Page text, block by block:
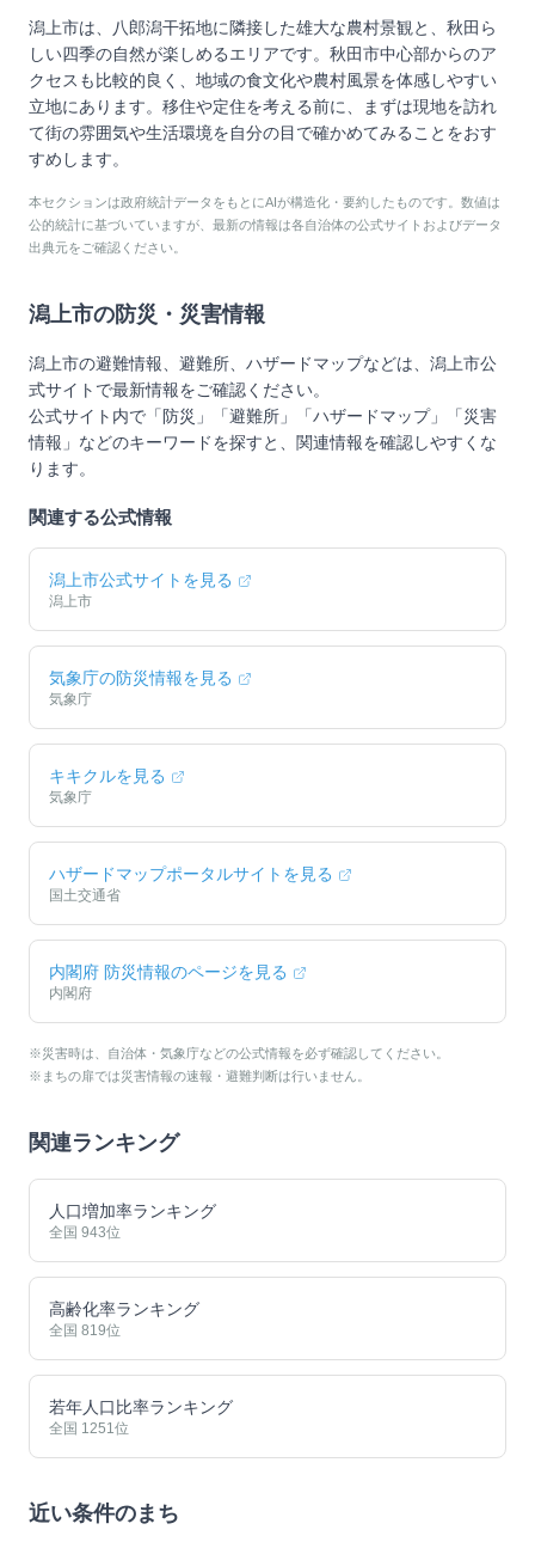
潟上市は、八郎潟干拓地に隣接した雄大な農村景観と、秋田ら
しい四季の自然が楽しめるエリアです。秋田市中心部からのア
クセスも比較的良く、地域の食文化や農村風景を体感しやすい
立地にあります。移住や定住を考える前に、まずは現地を訪れ
て街の雰囲気や生活環境を自分の目で確かめてみることをおす
すめします。
本セクションは政府統計データをもとにAIが構造化・要約したものです。数値は
公的統計に基づいていますが、最新の情報は各自治体の公式サイトおよびデータ
出典元をご確認ください。
潟上市の防災・災害情報
潟上市の避難情報、避難所、ハザードマップなどは、 潟上市公
式サイトで最新情報をご確認ください。
公式サイト内で「防災」「避難所」「ハザードマップ」「災害
情報」などのキーワードを探すと、関連情報を確認しやすくな
ります。
関連する公式情報
潟上市公式サイトを見る
潟上市
気象庁の防災情報を見る
気象庁
キキクルを見る
気象庁
ハザードマップポータルサイトを見る
国土交通省
内閣府 防災情報のページを見る
内閣府
※災害時は、自治体・気象庁などの公式情報を必ず確認してください。
※まちの扉では災害情報の速報・避難判断は行いません。
関連ランキング
人口増加率ランキング
全国 943位
高齢化率ランキング
全国 819位
若年人口比率ランキング
全国 1251位
近い条件のまち